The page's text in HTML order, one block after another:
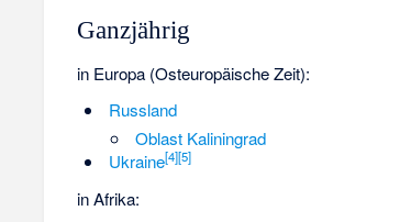
Ganzjährig
in Europa (Osteuropäische Zeit):
Russland
Oblast Kaliningrad
Ukraine[4][5]
in Afrika: